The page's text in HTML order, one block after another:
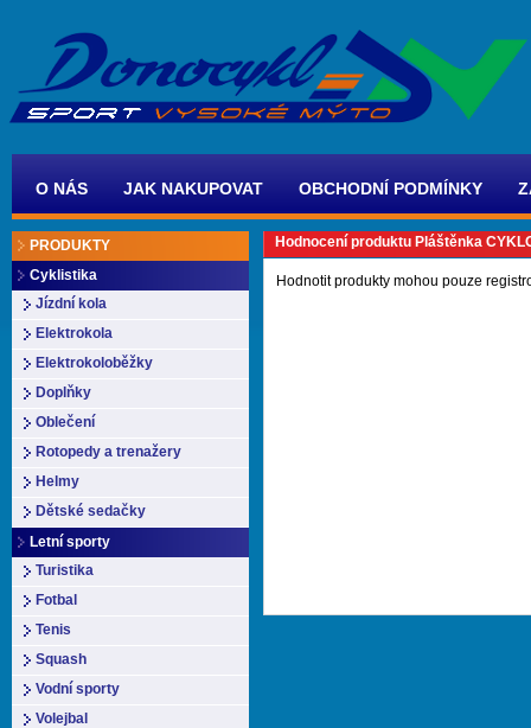
O NÁS JAK NAKUPOVAT OBCHODNÍ PODMÍNKY
PRODUKTY
Cyklistika
Jízdní kola
Elektrokola
Elektrokoloběžky
Doplňky
Oblečení
Rotopedy a trenažery
Helmy
Dětské sedačky
Letní sporty
Turistika
Fotbal
Tenis
Squash
Vodní sporty
Volejbal
Hodnocení produktu Pláštěnka
Hodnotit produkty mohou pouze